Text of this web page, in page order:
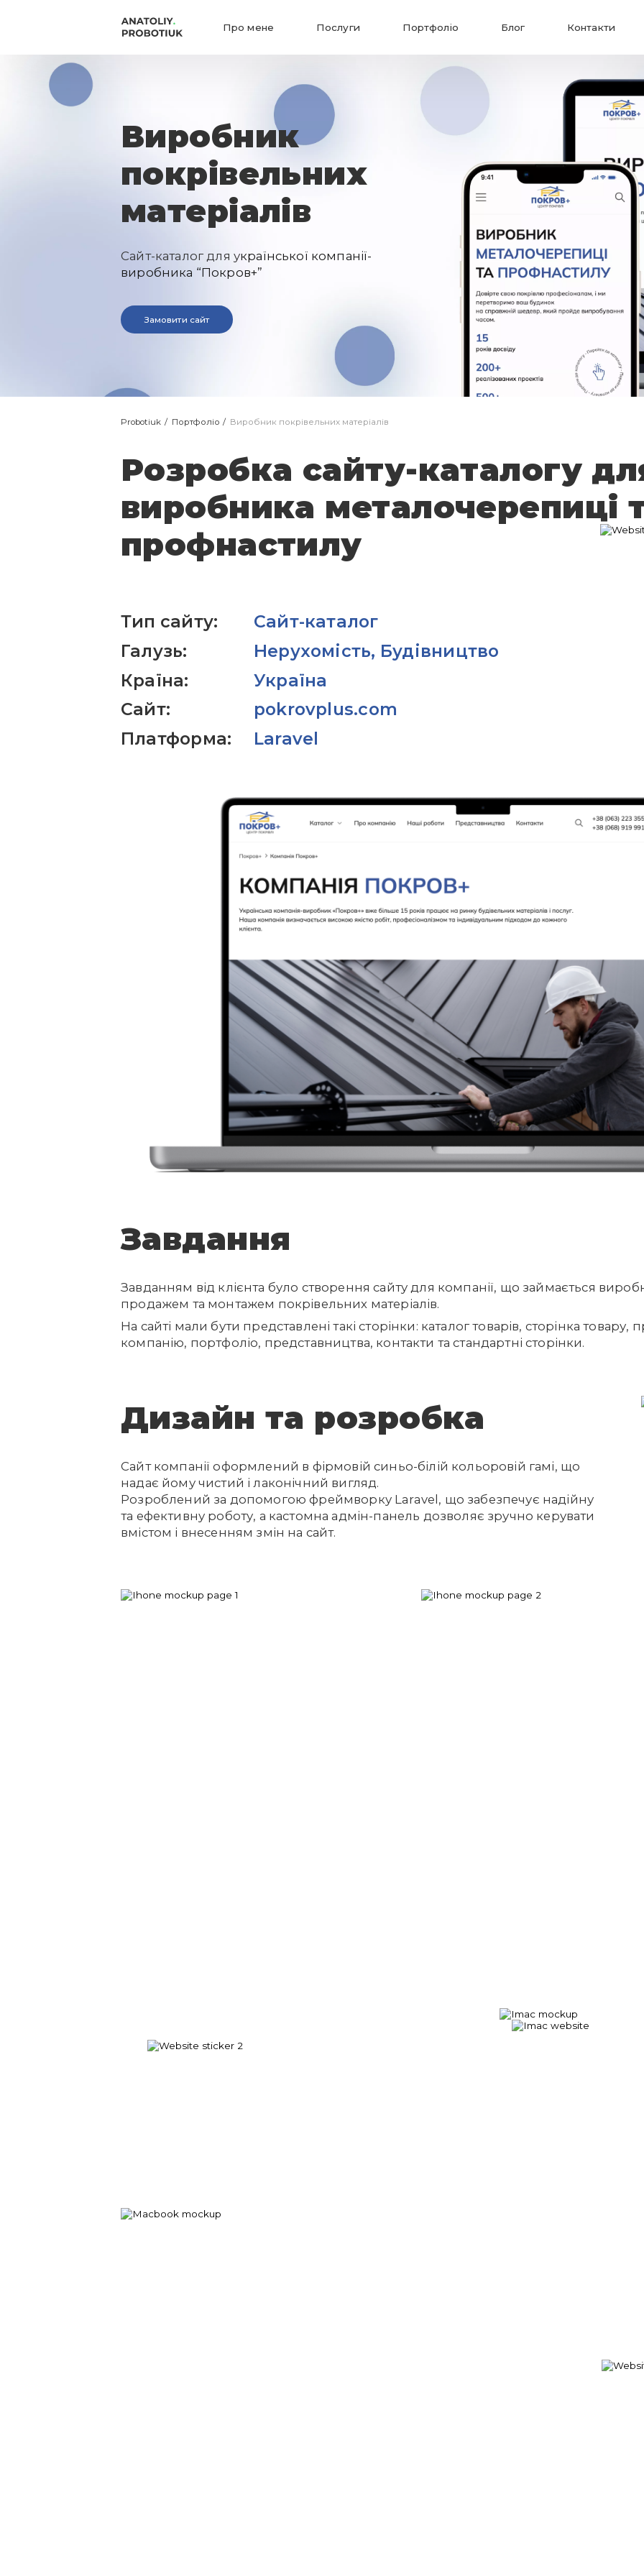
Про мене Послуги Портфоліо Блог Контакти
Виробник
покрівельних
матеріалів
Сайт-каталог для української компанії-
виробника “Покров+”
Замовити сайт
Probotiuk Портфоліо Виробник покрівельних матеріалів
Розробка сайту-каталогу
виробника металочерепиці
профнастилу
Тип сайту:
Сайт-каталог
Галузь:
Нерухомість, Будівництво
Країна:
Україна
Сайт:
pokrovplus.com
Платформа:
Laravel
Завдання
Завданням від клієнта було створення сайту для компанії, що займається
продажем та монтажем покрівельних матеріалів.
На сайті мали бути представлені такі сторінки: каталог товарів, сторінка товару,
компанію, портфоліо, представництва, контакти та стандартні сторінки.
Дизайн та розробка
Сайт компанії оформлений в фірмовій синьо-білій кольоровій гамі, що
надає йому чистий і лаконічний вигляд.
Розроблений за допомогою фреймворку Laravel, що забезпечує надійну
та ефективну роботу, а кастомна адмін-панель дозволяє зручно керувати
вмістом і внесенням змін на сайт.
Надіслати
Заявка не надіслана
Дякую!
Вашу заявку відправлено, я зв'яжуся з